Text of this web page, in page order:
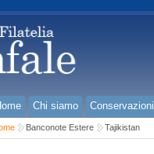
Chi siamo Conservazioni
Banconote Estere Tajikistan